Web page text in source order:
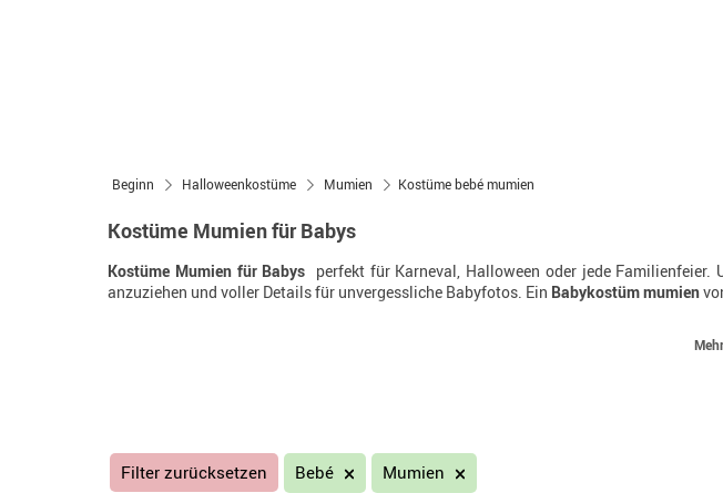
Beginn Halloweenkostüme Mumien Kostüme bebé mumien
Kostüme Mumien für Babys
Kostüme Mumien für Babys  perfekt für Karneval, Halloween oder jede Familienfeier.
anzuziehen und voller Details für unvergessliche Babyfotos. Ein Babykostüm mumien
Filter zurücksetzen Bebé Mumien